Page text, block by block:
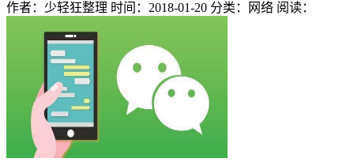
作者：少轻狂整理 时间：2018-01-20 分类：网络 阅读：